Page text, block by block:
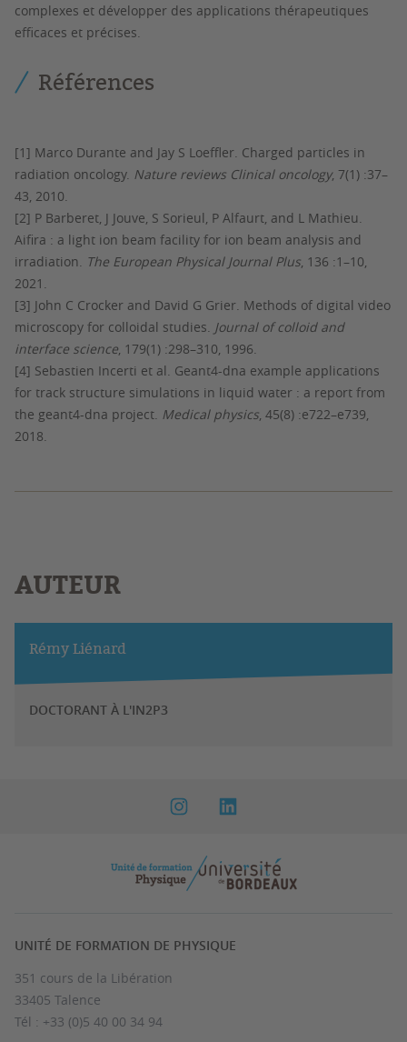
complexes et développer des applications thérapeutiques
efficaces et précises.
Références
[1] Marco Durante and Jay S Loeffler. Charged particles in
radiation oncology. Nature reviews Clinical oncology, 7(1) :37–
43, 2010.
[2] P Barberet, J Jouve, S Sorieul, P Alfaurt, and L Mathieu.
Aifira : a light ion beam facility for ion beam analysis and
irradiation. The European Physical Journal Plus , 136 :1–10,
2021.
[3] John C Crocker and David G Grier. Methods of digital video
microscopy for colloidal studies. Journal of colloid and
interface science , 179(1) :298–310, 1996.
[4] Sebastien Incerti et al. Geant4-dna example applications
for track structure simulations in liquid water : a report from
the geant4-dna project. Medical physics , 45(8) :e722–e739,
2018.
AUTEUR
Rémy Liénard
DOCTORANT À L'IN2P3
UNITÉ DE FORMATION DE PHYSIQUE
351 cours de la Libération
33405 Talence
Tél : +33 (0)5 40 00 34 94